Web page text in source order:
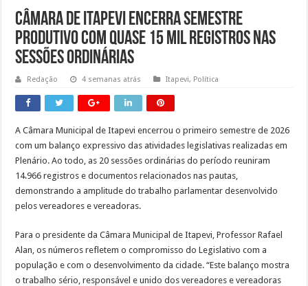
Obras da semana: recuperação de passarelas e reparos em defensas estão entre
Câmara de Itapevi encerra semestre
produtivo com quase 15 mil registros nas
sessões ordinárias
Redação 4 semanas atrás Itapevi, Política
A Câmara Municipal de Itapevi encerrou o primeiro semestre de 2026
com um balanço expressivo das atividades legislativas realizadas em
Plenário. Ao todo, as 20 sessões ordinárias do período reuniram
14.966 registros e documentos relacionados nas pautas,
demonstrando a amplitude do trabalho parlamentar desenvolvido
pelos vereadores e vereadoras.
Para o presidente da Câmara Municipal de Itapevi, Professor Rafael
Alan, os números refletem o compromisso do Legislativo com a
população e com o desenvolvimento da cidade. “Este balanço mostra
o trabalho sério, responsável e unido dos vereadores e vereadoras